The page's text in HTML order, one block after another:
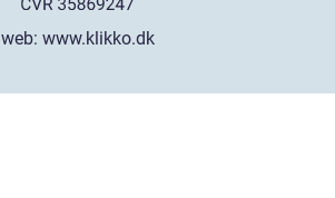
web:www.klikko.dk